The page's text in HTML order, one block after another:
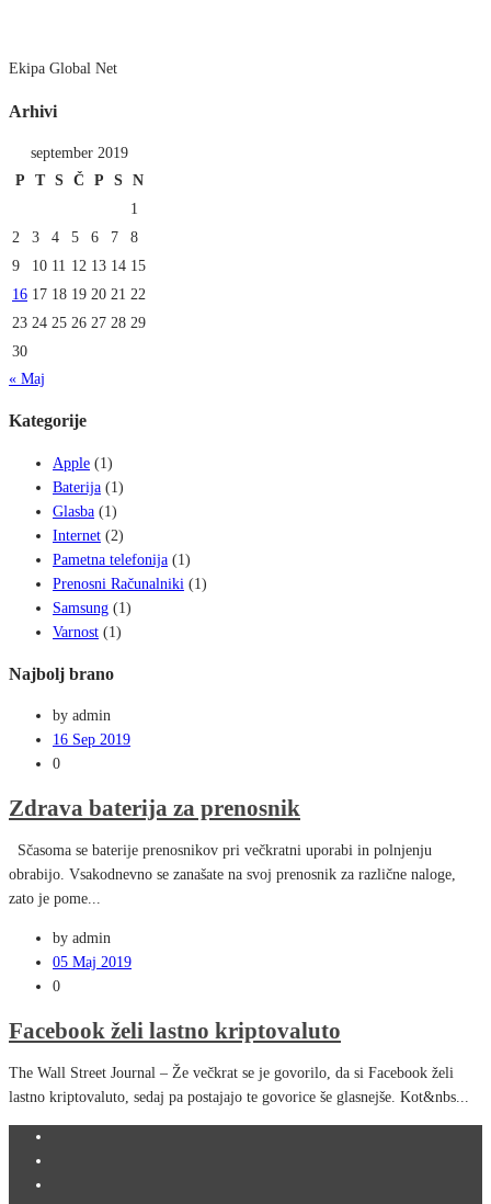
Ekipa Global Net
Arhivi
september 2019
P
T S Č P S N
1
2
3 4 5 6 7
8
9
10 11 12 13 14 15
16 17 18 19 20 21 22
23 24 25 26 27 28 29
30
« Maj
Kategorije
Apple (1)
Baterija (1)
Glasba (1)
Internet (2)
Pametna telefonija (1)
Prenosni Računalniki (1)
Samsung (1)
Varnost (1)
Najbolj brano
by admin
16 Sep 2019
0
Zdrava baterija za prenosnik
Sčasoma se baterije prenosnikov pri večkratni uporabi in polnjenju
obrabijo. Vsakodnevno se zanašate na svoj prenosnik za različne naloge,
zato je pome...
by admin
05 Maj 2019
0
Facebook želi lastno kriptovaluto
The Wall Street Journal – Že večkrat se je govorilo, da si Facebook želi
lastno kriptovaluto, sedaj pa postajajo te govorice še glasnejše. Kot&nbs...